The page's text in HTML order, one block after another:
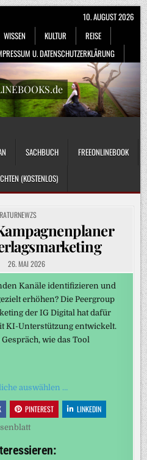
WISSEN KULTUR
REISE
U. DATENSCHUTZERKLÄRUNG
10. AUGUST 2026
SACHBUCH FREEONLINEBOOK
(KOSTENLOS)
26. MAI 2026
Kanäle identifizieren und
erhöhen? Die Peergroup
der IG Digital hat dafür
KI-Unterstützung entwickelt.
wie das Tool
auswählen …
PINTEREST LINKEDIN